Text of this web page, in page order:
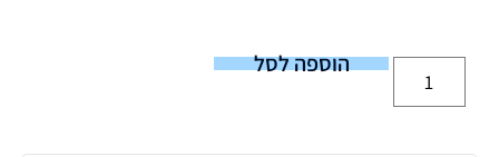
הוספה לסל